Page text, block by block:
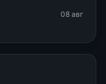
08 авг